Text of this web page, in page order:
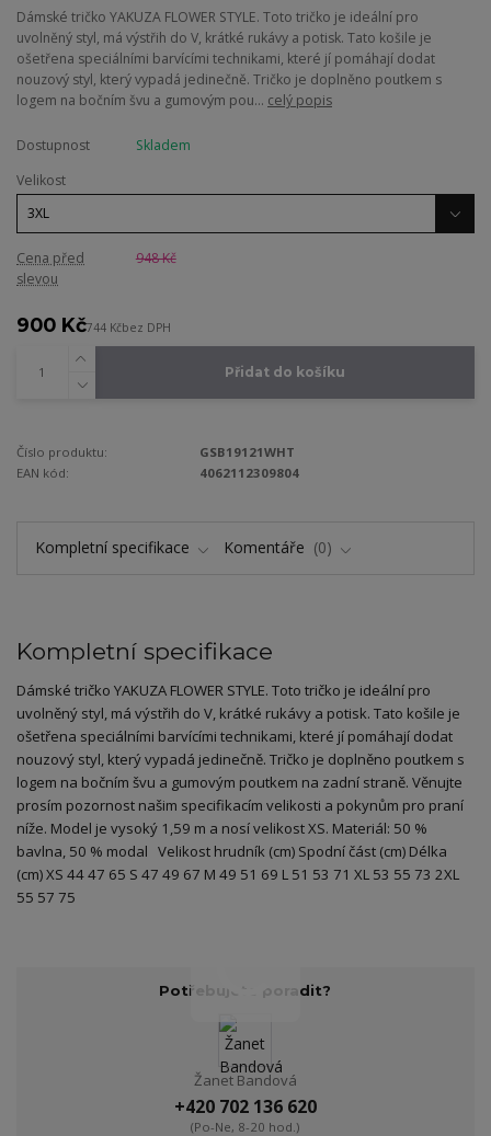
Dámské tričko YAKUZA FLOWER STYLE. Toto tričko je ideální pro
uvolněný styl, má výstřih do V, krátké rukávy a potisk. Tato košile je
ošetřena speciálními barvícími technikami, které jí pomáhají dodat
nouzový styl, který vypadá jedinečně. Tričko je doplněno poutkem s
logem na bočním švu a gumovým pou... celý popis
Dostupnost
Skladem
Velikost
Cena před
slevou
948 Kč
900 Kč744 Kčbez DPH
Přidat do košíku
Číslo produktu:
GSB19121WHT
EAN kód:
4062112309804
Kompletní specifikace Komentáře 0
Kompletní specifikace
Dámské tričko YAKUZA FLOWER STYLE. Toto tričko je ideální pro
uvolněný styl, má výstřih do V, krátké rukávy a potisk. Tato košile je
ošetřena speciálními barvícími technikami, které jí pomáhají dodat
nouzový styl, který vypadá jedinečně. Tričko je doplněno poutkem s
logem na bočním švu a gumovým poutkem na zadní straně. Věnujte
prosím pozornost našim specifikacím velikosti a pokynům pro praní
níže. Model je vysoký 1,59 m a nosí velikost XS. Materiál: 50 %
bavlna, 50 % modal Velikost hrudník (cm) Spodní část (cm) Délka
(cm) XS 44 47 65 S 47 49 67 M 49 51 69 L 51 53 71 XL 53 55 73 2XL
55 57 75
Potřebujete poradit?
Žanet Bandová
+420 702 136 620
(Po-Ne, 8-20 hod.)